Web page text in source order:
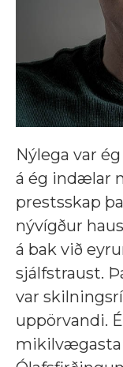
Nýlega var
á ég indælar
prestsskap
nývígður
á bak við
sjálfstraust.
var
uppörvandi.
mikilvægasta